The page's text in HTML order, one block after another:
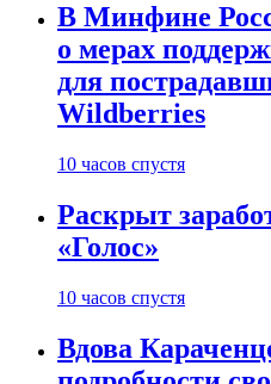
В Минфине
о мерах
для
Wildberries
10 часов спустя
Раскрыт
«Голос»
10 часов спустя
Вдова